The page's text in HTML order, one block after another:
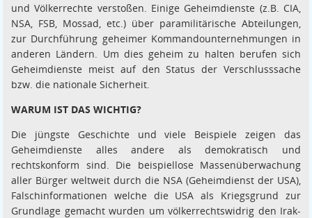
und Völkerrechte verstoßen. Einige Geheimdienste (z.B. CIA,
NSA, FSB, Mossad, etc.) über paramilitärische Abteilungen,
zur Durchführung geheimer Kommandounternehmungen in
anderen Ländern. Um dies geheim zu halten berufen sich
Geheimdienste meist auf den Status der Verschlusssache
bzw. die nationale Sicherheit.
WARUM IST DAS WICHTIG?
Die jüngste Geschichte und viele Beispiele zeigen das
Geheimdienste alles andere als demokratisch und
rechtskonform sind. Die beispiellose Massenüberwachung
aller Bürger weltweit durch die NSA (Geheimdienst der USA),
Falschinformationen welche die USA als Kriegsgrund zur
Grundlage gemacht wurden um völkerrechtswidrig den Irak-